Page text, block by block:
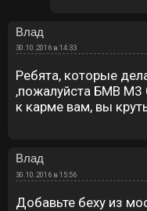
Влад
30.10.2016 в 14:33
Ребята, которые
,пожалуйста БМВ М3
к карме вам, вы
Влад
30.10.2016 в 15:56
Добавьте беху из